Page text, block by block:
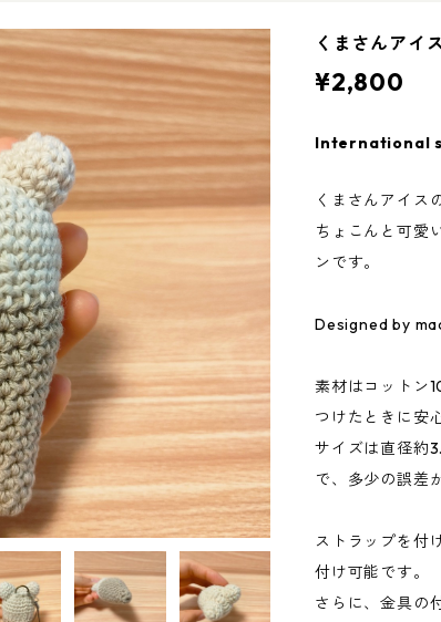
くまさんアイ
¥2,800
International
くまさんアイス
ちょこんと可愛
ンです。
Designed by
素材はコットン
つけたときに安
サイズは直径約
で、多少の誤差
ストラップを付
付け可能です。
さらに、金具の